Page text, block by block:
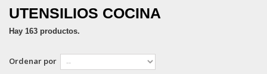
UTENSILIOS COCINA
Hay 163 productos.
Ordenar por